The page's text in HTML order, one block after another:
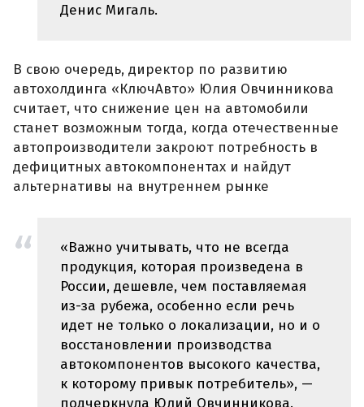
Денис Мигаль.
В свою очередь, директор по развитию
автохолдинга «КлючАвто» Юлия Овчинникова
считает, что снижение цен на автомобили
станет возможным тогда, когда отечественные
автопроизводители закроют потребность в
дефицитных автокомпонентах и найдут
альтернативы на внутреннем рынке
«Важно учитывать, что не всегда
продукция, которая произведена в
России, дешевле, чем поставляемая
из-за рубежа, особенно если речь
идет не только о локализации, но и о
восстановлении производства
автокомпонентов высокого качества,
к которому привык потребитель», —
подчеркнула Юлий Овчинникова.